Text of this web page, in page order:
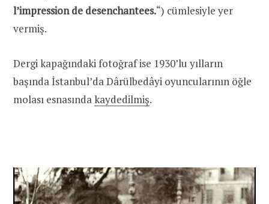
l’impression de desenchantees.“) cümlesiyle yer
vermiş.
Dergi kapağındaki fotoğraf ise 1930’lu yılların
başında İstanbul’da Dârülbedâyi oyuncularının öğle
molası esnasındakaydedilmiş.